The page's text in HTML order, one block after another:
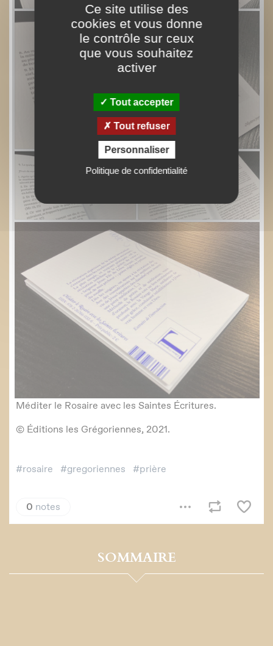
SOMMAIRE
Ce site utilise des
cookies et vous donne
le contrôle sur ceux
que vous souhaitez
activer
Tout accepter
Tout refuser
Personnaliser
Politique de confidentialité